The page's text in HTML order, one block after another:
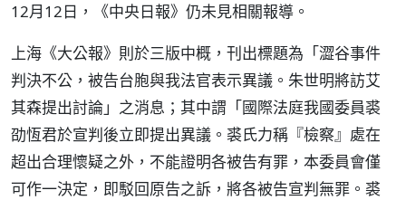
12月12日，《中央日報》仍未見相關報導。
上海《大公報》則於三版中概，刊出標題為「澀谷事件
判決不公，被告台胞與我法官表示異議。朱世明將訪艾
其森提出討論」之消息；其中謂「國際法庭我國委員裘
劭恆君於宣判後立即提出異議。裘氏力稱『檢察』處在
超出合理懷疑之外，不能證明各被告有罪，本委員會僅
可作一決定，即駁回原告之訴，將各被告宣判無罪。裘